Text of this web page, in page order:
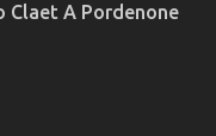
Claet A Pordenone